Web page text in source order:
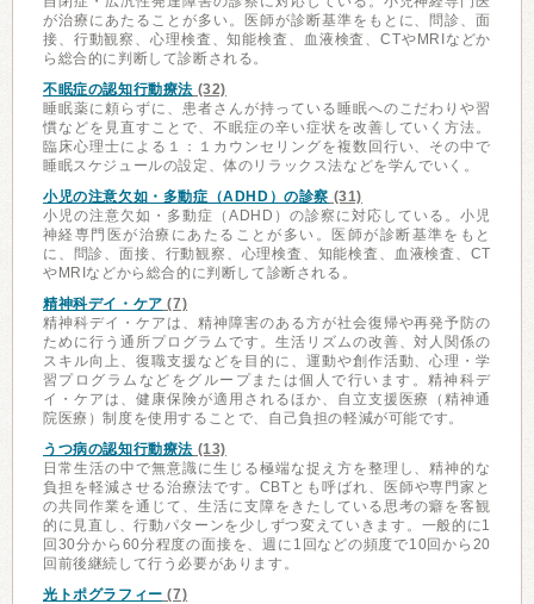
が治療にあたることが多い。医師が診断基準をもとに、問診、面
接、行動観察、心理検査、知能検査、血液検査、CTやMRIなどか
ら総合的に判断して診断される。
不眠症の認知行動療法 (32)
睡眠薬に頼らずに、患者さんが持っている睡眠へのこだわりや習
慣などを見直すことで、不眠症の辛い症状を改善していく方法。
臨床心理士による１：１カウンセリングを複数回行い、その中で
睡眠スケジュールの設定、体のリラックス法などを学んでいく。
小児の注意欠如・多動症（ADHD）の診察 (31)
小児の注意欠如・多動症（ADHD）の診察に対応している。小児
神経専門医が治療にあたることが多い。医師が診断基準をもと
に、問診、面接、行動観察、心理検査、知能検査、血液検査、CT
やMRIなどから総合的に判断して診断される。
精神科デイ・ケア (7)
精神科デイ・ケアは、精神障害のある方が社会復帰や再発予防の
ために行う通所プログラムです。生活リズムの改善、対人関係の
スキル向上、復職支援などを目的に、運動や創作活動、心理・学
習プログラムなどをグループまたは個人で行います。精神科デ
イ・ケアは、健康保険が適用されるほか、自立支援医療（精神通
院医療）制度を使用することで、自己負担の軽減が可能です。
うつ病の認知行動療法 (13)
日常生活の中で無意識に生じる極端な捉え方を整理し、精神的な
負担を軽減させる治療法です。CBTとも呼ばれ、医師や専門家と
の共同作業を通じて、生活に支障をきたしている思考の癖を客観
的に見直し、行動パターンを少しずつ変えていきます。一般的に1
回30分から60分程度の面接を、週に1回などの頻度で10回から20
回前後継続して行う必要があります。
光トポグラフィー (7)